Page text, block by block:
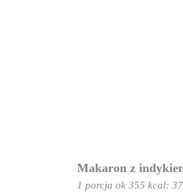
Makaron z
1 porcja ok 355 kcal: